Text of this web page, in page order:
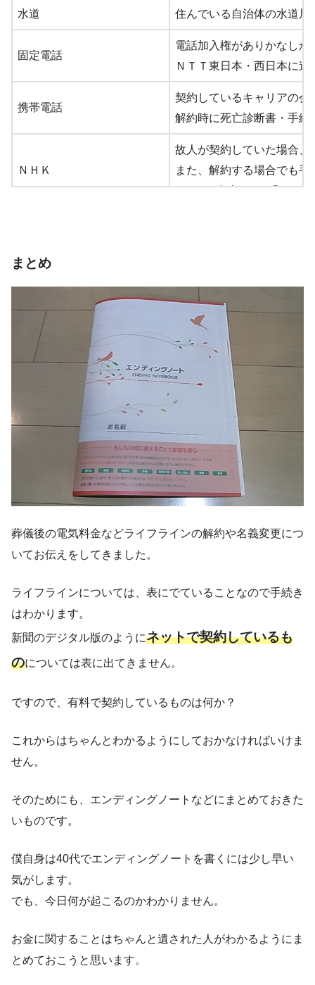
水道 住んでいる自治体の水道局
固定電話
電話加入権がありかなし
ＮＴＴ東日本・西日本に
携帯電話
契約しているキャリアの
解約時に死亡診断書・手
ＮＨＫ
故人が契約していた場合
また、解約する場合でも
NHKナビダイヤル「0570-
まとめ
葬儀後の電気料金などライフラインの解約や名義変更につ
いてお伝えをしてきました。
ライフラインについては、表にでていることなので手続き
はわかります。
新聞のデジタル版のようにネットで契約しているも
のについては表に出てきません。
ですので、有料で契約しているものは何か？
これからはちゃんとわかるようにしておかなければいけま
せん。
そのためにも、エンディングノートなどにまとめておきた
いものです。
僕自身は40代でエンディングノートを書くには少し早い
気がします。
でも、今日何が起こるのかわかりません。
お金に関することはちゃんと遺された人がわかるようにま
とめておこうと思います。